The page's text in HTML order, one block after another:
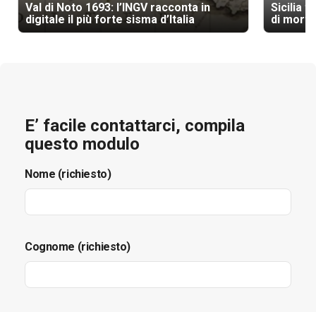
Val di Noto 1693: l’INGV racconta in
digitale il più forte sisma d’Italia
Sicilia
di morti
E’ facile contattarci, compila
questo modulo
Nome (richiesto)
Cognome (richiesto)